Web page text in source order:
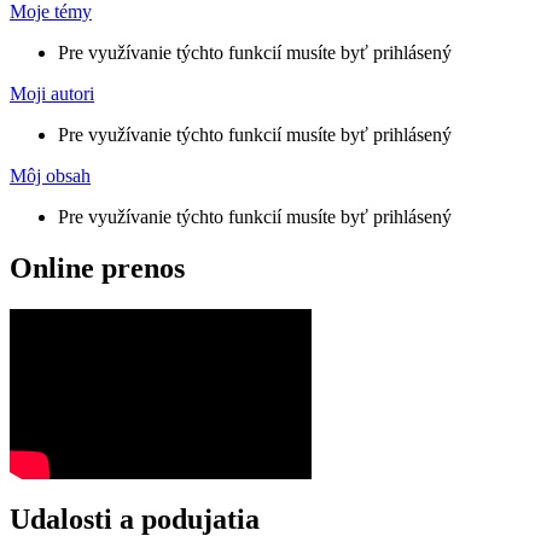
Moje témy
Pre využívanie týchto funkcií musíte byť prihlásený
Moji autori
Pre využívanie týchto funkcií musíte byť prihlásený
Môj obsah
Pre využívanie týchto funkcií musíte byť prihlásený
Online prenos
Udalosti a podujatia